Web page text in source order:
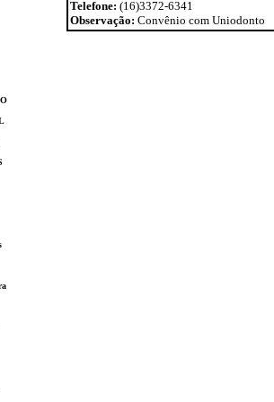
Telefone: (16)3372-6341
Observação: Convênio com Uniodonto